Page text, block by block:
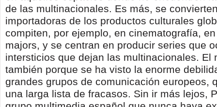
de las multinacionales. Es más, se
importadoras de los productos culturales
compiten, por ejemplo, en cinematografía,
majors, y se centran en producir series que
intersticios que dejan las multinacionales. El
también porque se ha visto la enorme
grandes grupos de comunicación europeos,
una larga lista de fracasos. Sin ir más lejos,